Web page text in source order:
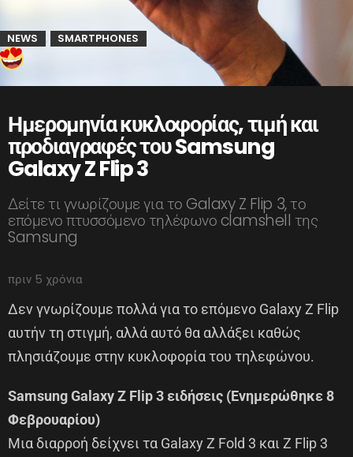
NEWS , SMARTPHONES
Ημερομηνία κυκλοφορίας, τιμή και
προδιαγραφές του Samsung
Galaxy Z Flip 3
Δείτε τι γνωρίζουμε για το Galaxy Z Flip 3, το
επόμενο πτυσσόμενο τηλέφωνο clamshell της
Samsung
πριν 5 χρόνια
Δεν γνωρίζουμε πολλά για το επόμενο Galaxy Z Flip
αυτήν τη στιγμή, αλλά αυτό θα αλλάξει καθώς
πλησιάζουμε στην κυκλοφορία του τηλεφώνου.
Samsung Galaxy Z Flip 3 ειδήσεις (Ενημερώθηκε 8
Φεβρουαρίου)
Μια διαρροή δείχνει τα Galaxy Z Fold 3 και Z Flip 3